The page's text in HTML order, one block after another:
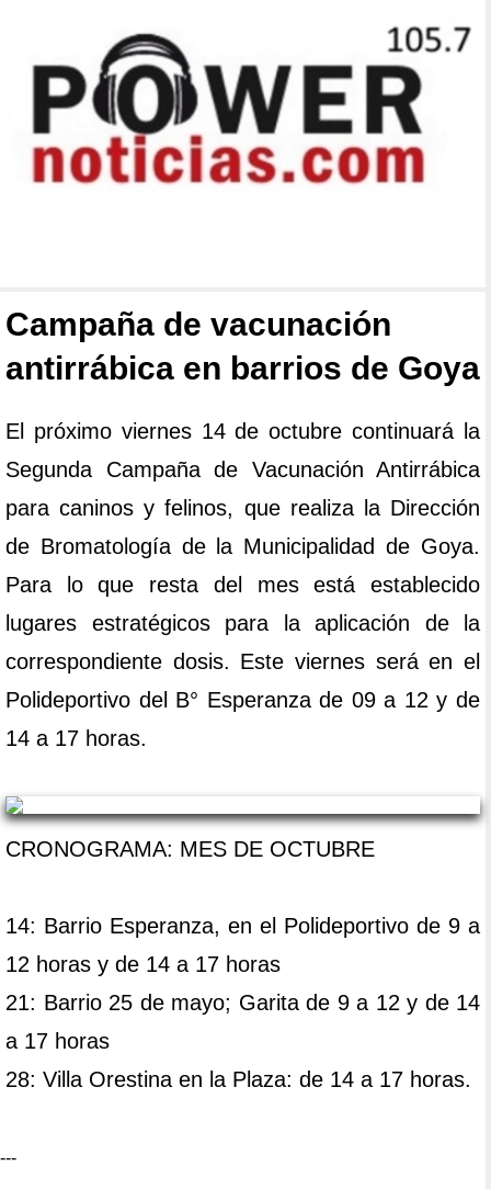
Campaña de vacunación
antirrábica en barrios de Goya
El próximo viernes 14 de octubre continuará la
Segunda Campaña de Vacunación Antirrábica
para caninos y felinos, que realiza la Dirección
de Bromatología de la Municipalidad de Goya.
Para lo que resta del mes está establecido
lugares estratégicos para la aplicación de la
correspondiente dosis. Este viernes será en el
Polideportivo del B° Esperanza de 09 a 12 y de
14 a 17 horas.
CRONOGRAMA: MES DE OCTUBRE
14: Barrio Esperanza, en el Polideportivo de 9 a
12 horas y de 14 a 17 horas
21: Barrio 25 de mayo; Garita de 9 a 12 y de 14
a 17 horas
28: Villa Orestina en la Plaza: de 14 a 17 horas.
---